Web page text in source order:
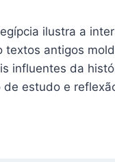
ilustra a
textos antigos
influentes da
estudo e